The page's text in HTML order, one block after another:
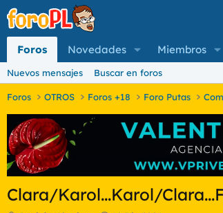
Foros Novedades Miembros
Nuevos mensajes Buscar en foros
Foros OTROS Foros +18 Foro Putas
Clara/Karol...Karol/